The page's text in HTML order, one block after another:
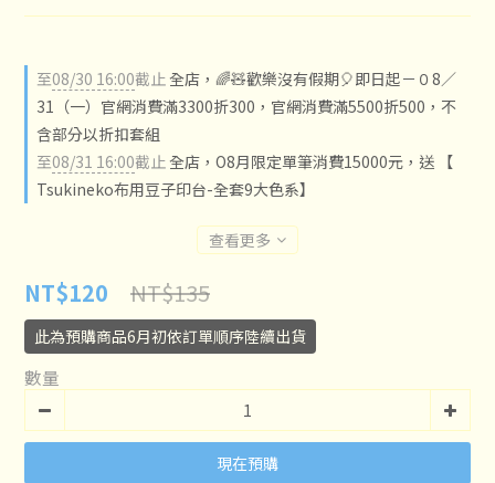
至08/30 16:00截止全店，🌈🧸歡樂沒有假期🎈即日起－０8／
31（一）官網消費滿3300折300，官網消費滿5500折500，不
含部分以折扣套組
至08/31 16:00截止全店，O8月限定單筆消費15000元，送 【
Tsukineko布用豆子印台-全套9大色系】
查看更多
NT$120 NT$135
此為預購商品6月初依訂單順序陸續出貨
數量
現在預購